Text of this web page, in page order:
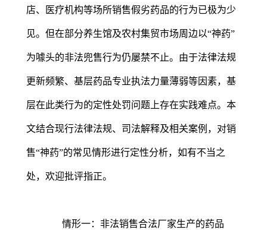
店、医疗机构等场所销售假劣药品的行为已极为少
见。但在部分养生馆及农村集贸市场周边以“神药”
为噱头的非法兜售行为仍屡禁不止。由于法律法规
更新频繁、基层药品专业执法力量薄弱等因素，基
层在此类行为的定性处罚问题上存在实践难点。本
文结合现行法律法规、司法解释及相关案例，对销
售“神药”的常见情形进行定性分析，如有不当之
处，欢迎批评指正。
情形一：非法销售合法厂家生产的药品